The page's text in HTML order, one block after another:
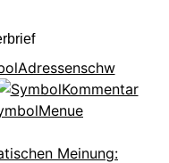
Meinung: